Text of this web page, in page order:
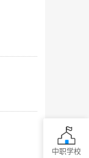
中职学校